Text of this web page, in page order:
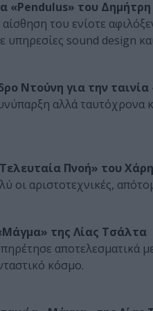
«Pendulus» του
αίσθηση του ενίοτε
υπηρεσίες sound design
Ντούνη για την
αλλά ταυτόχρονα
Πνοή» του
οι αριστοτεχνικές,
της Λίας Τσάλτα
αποτελεσματικά
κόσμο.